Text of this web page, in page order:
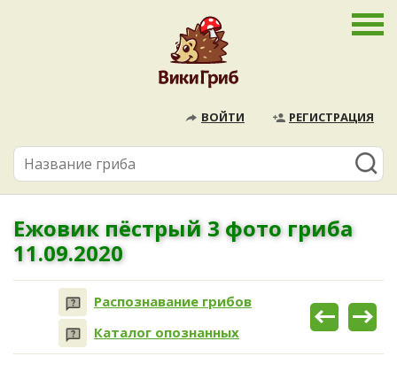
ВОЙТИ РЕГИСТРАЦИЯ
Ежовик пёстрый 3 фото гриба
11.09.2020
Распознавание грибов
Каталог опознанных